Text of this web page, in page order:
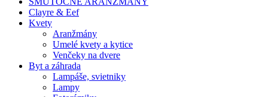
Clayre & Eef
Kvety
Aranžmány
Umelé kvety a kytice
Venčeky na dvere
Byt a záhrada
Lampáše, svietniky
Lampy